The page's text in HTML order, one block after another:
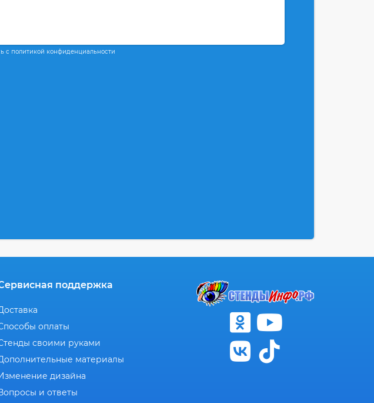
с политикой конфиденциальности
поддержка
оплаты
своими руками
материалы
дизайна
и ответы